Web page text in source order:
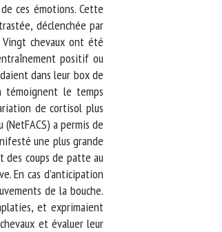
ces émotions. Cette
déclenchée par
chevaux ont été
positif ou
dans leur box de
témoignent le temps
de cortisol plus
a permis de
une plus grande
coups de patte au
cas d’anticipation
de la bouche.
et exprimaient
et évaluer leur